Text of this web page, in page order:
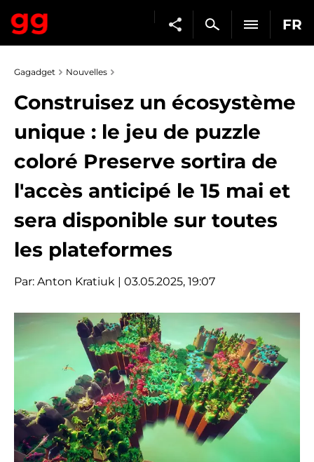
FR
Gagadget Nouvelles
Construisez un écosystème
unique : le jeu de puzzle
coloré Preserve sortira de
l'accès anticipé le 15 mai et
sera disponible sur toutes
les plateformes
Par: Anton Kratiuk | 03.05.2025, 19:07